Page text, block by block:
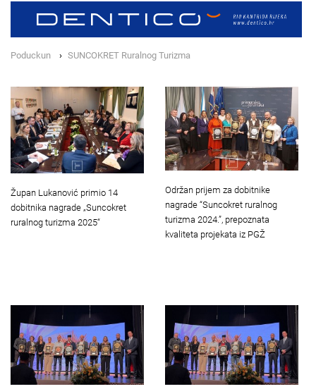
Poduckun SUNCOKRET Ruralnog Turizma
Župan Lukanović primio 14
dobitnika nagrade „Suncokret
ruralnog turizma 2025“
Održan prijem za dobitnike
nagrade “Suncokret ruralnog
turizma 2024.”, prepoznata
kvaliteta projekata iz PGŽ